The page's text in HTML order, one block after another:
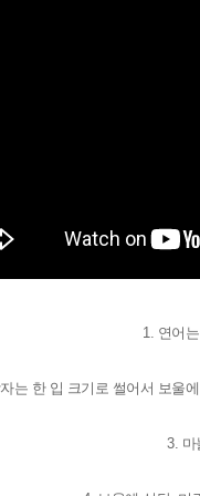
1. 연어
는 한 입 크기로 썰어서 보울
3. 마